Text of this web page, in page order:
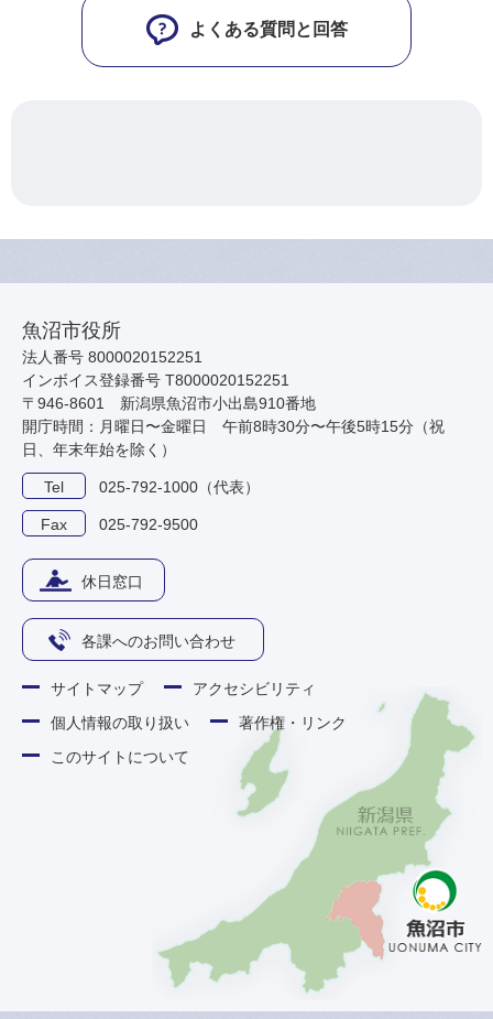
よくある質問と回答
魚沼市役所
法人番号 8000020152251
インボイス登録番号 T8000020152251
〒946-8601 新潟県魚沼市小出島910番地
開庁時間：月曜日〜金曜日 午前8時30分〜午後5時15分（祝
日、年末年始を除く）
Tel 025-792-1000（代表）
Fax 025-792-9500
休日窓口
各課へのお問い合わせ
サイトマップ
アクセシビリティ
個人情報の取り扱い
著作権・リンク
このサイトについて